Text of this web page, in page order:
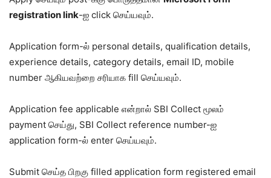
registration link-ஐ click செய்யவும்.
Application form-ல் personal details, qualification details,
experience details, category details, email ID, mobile
number ஆகியவற்றை சரியாக fill செய்யவும்.
Application fee applicable என்றால் SBI Collect மூலம்
payment செய்து, SBI Collect reference number-ஐ
application form-ல் enter செய்யவும்.
Submit செய்த பிறகு filled application form registered email